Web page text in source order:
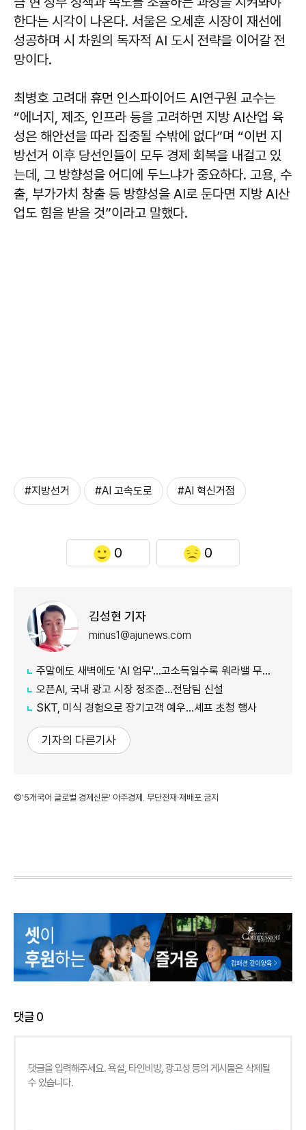
한다는 시각이 나온다. 서울은 오세훈 시장이 재선에
성공하며 시 차원의 독자적 AI 도시 전략을 이어갈 전
망이다.
최병호 고려대 휴먼 인스파이어드 AI연구원 교수는
“에너지, 제조, 인프라 등을 고려하면 지방 AI산업 육
성은 해안선을 따라 집중될 수밖에 없다”며 “이번 지
방선거 이후 당선인들이 모두 경제 회복을 내걸고 있
는데, 그 방향성을 어디에 두느냐가 중요하다. 고용, 수
출, 부가가치 창출 등 방향성을 AI로 둔다면 지방 AI산
업도 힘을 받을 것”이라고 말했다.
#지방선거 #AI 고속도로 #AI 혁신거점
0 0
김성현 기자
minus1@ajunews.com
주말에도 새벽에도 'AI 업무'…고소득일수록 워라밸 무너졌다
오픈AI, 국내 광고 시장 정조준…전담팀 신설
SKT, 미식 경험으로 장기고객 예우…셰프 초청 행사
기자의 다른기사
©'5개국어 글로벌 경제신문' 아주경제. 무단전재·재배포 금지
댓글0